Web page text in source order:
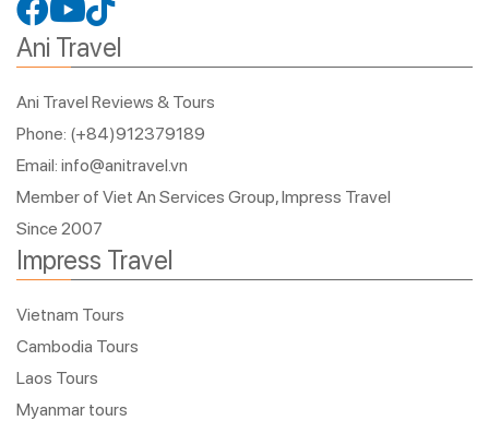
Ani Travel
Ani Travel Reviews & Tours
Phone: (+84)912379189
Email: info@anitravel.vn
Member of Viet An Services Group, Impress Travel
Since 2007
Impress Travel
Vietnam Tours
Cambodia Tours
Laos Tours
Myanmar tours